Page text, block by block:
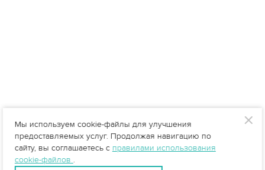
Мы используем cookie-файлы для улучшения
предоставляемых услуг. Продолжая навигацию по
сайту, вы соглашаетесь с правилами использования
cookie-файлов .